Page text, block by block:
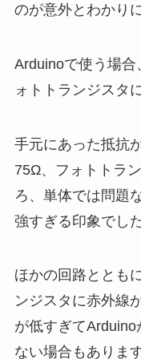
のが意外とわかり
Arduinoで使う場
ォトトランジスタ
手元にあった抵抗
75Ω、フォトトラ
ろ、単体では問題
強すぎる印象でした
ほかの回路ととも
ンジスタに赤外線
が低すぎて
ない場合もあり